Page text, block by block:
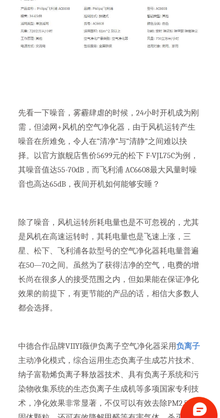
先看一下噪音，雾霾肆虐的时候，24小时开机成为刚
需，但滤网+风机的空气净化器，由于风机运转产生
噪音在所难免，令人在“清净”与“清静”之间难以抉
择。以官方旗舰店售价5699元的松下 F-VJL75C为例，
其噪音值达55-70dB，而飞利浦 AC6608最大风量时噪
音也高达65dB，夜间开机如何能够安睡？
除了噪音，风机运转所耗电量也是不可忽视的，尤其
是风机在高速运转时，其耗电量也是飞速上涨，三
星、松下、飞利浦各款型号的空气净化器耗电量普遍
在50—70之间。虽然为了获得洁净的空气，电费的增
长尚在很多人的接受范围之内，但如果能在保证净化
效果的前提下，有更节能的产品的话，相信大多数人
都会选择。
中德合作品牌VIIYI薇伊负离子空气净化器采用负离子
主动净化模式，综合运用生态负离子生成芯片技术、
纳子富勒烯负离子释放器技术、具有负离子系统和污
染物收集系统的生态负离子生成机等多项国家专利技
术，净化效果非常显著，不仅可以有效去除PM2.5等